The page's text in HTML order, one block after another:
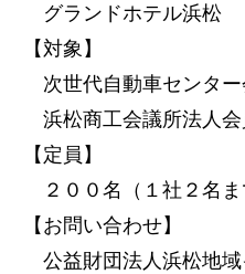
グランドホテル浜松
【対象】
次世代自動車センタ
浜松商工会議所法人会
【定員】
２００名（１社２名
【お問い合わせ】
公益財団法人浜松地